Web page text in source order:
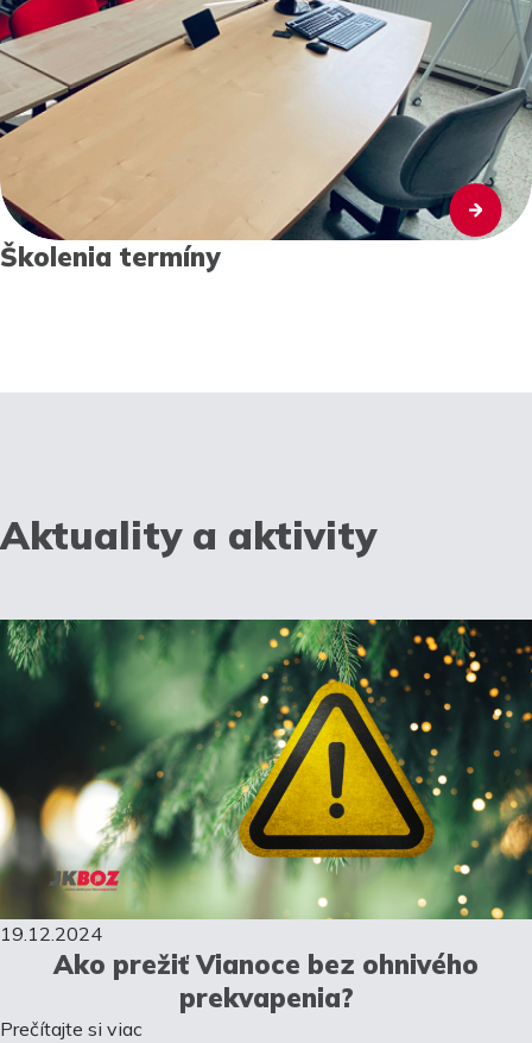
Školenia termíny
Aktuality a aktivity
19.12.2024
Ako prežiť Vianoce bez ohnivého
prekvapenia?
Prečítajte si viac